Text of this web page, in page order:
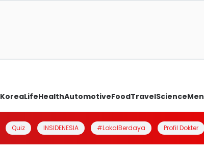
KoreaLifeHealthAutomotiveFoodTravelScienceMen
Quiz INSIDENESIA #LokalBerdaya Profil Dokter